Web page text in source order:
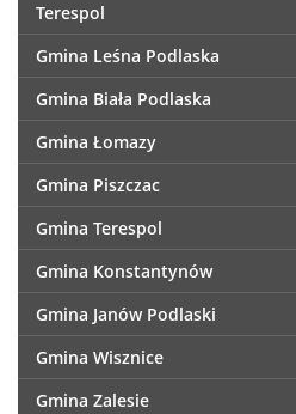
Terespol
Gmina Leśna Podlaska
Gmina Biała Podlaska
Gmina Łomazy
Gmina Piszczac
Gmina Terespol
Gmina Konstantynów
Gmina Janów Podlaski
Gmina Wisznice
Gmina Zalesie